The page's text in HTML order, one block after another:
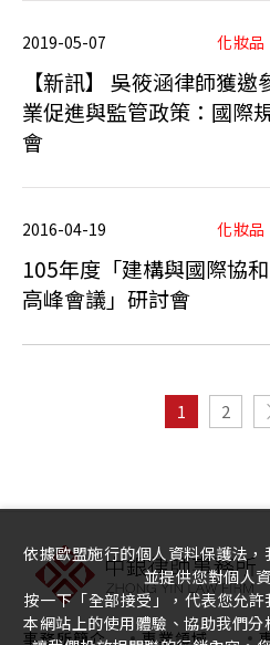
2019-05-07 化妝品
【新訊】 吳筱涵律師獲
業促進與監管政策：國際
會
2016-04-19 化妝品
105年度「建構與國際協
高峰會議」研討會
1 2
事務所簡介 專業領域
依據歐盟施行的個人資料保護法
並提供您對個人
按一下「全部接受」，代表您允
本網站上的使用體驗、協助我們